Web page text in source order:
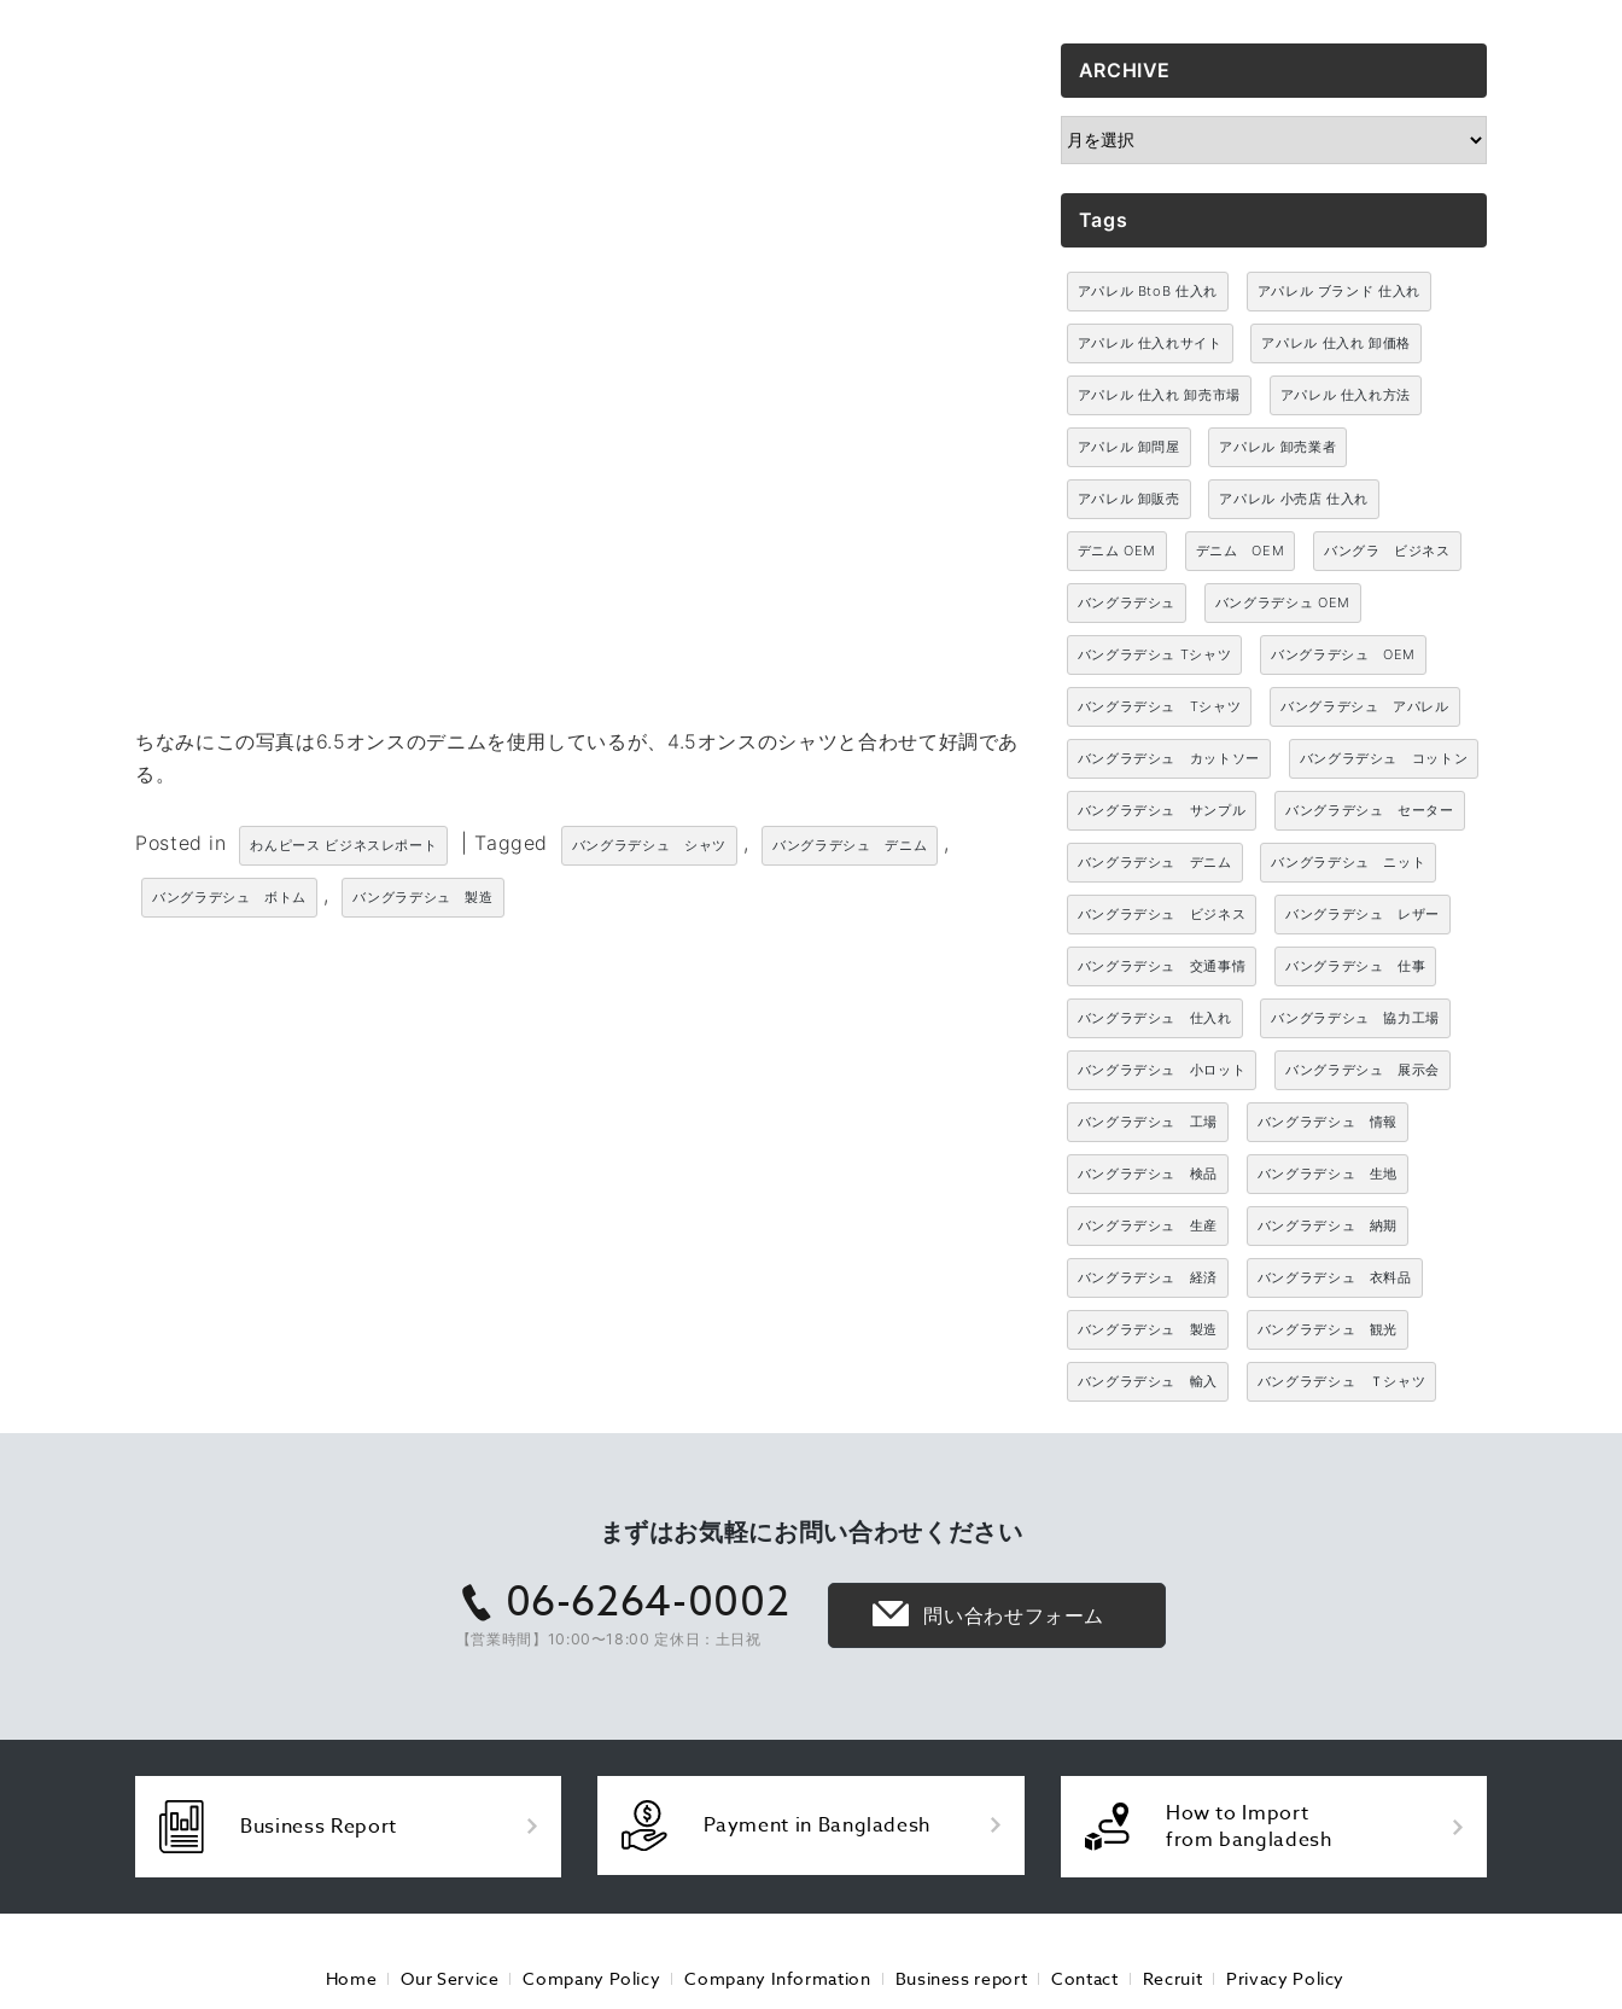
ちなみにこの写真は6.5オンスのデニムを使用しているが、4.5オンスのシャツと合わせて好調であ
る。
Posted in わんピース ビジネスレポート Tagged バングラデシュ シャツ , バングラデシュ デニム ,
バングラデシュ ボトム , バングラデシュ 製造
ARCHIVE
ARCHIVE
Tags
アパレル BtoB 仕入れ アパレル ブランド 仕入れ
アパレル 仕入れサイト アパレル 仕入れ 卸価格
アパレル 仕入れ 卸売市場 アパレル 仕入れ方法
アパレル 卸問屋 アパレル 卸売業者
アパレル 卸販売 アパレル 小売店 仕入れ
デニム OEM デニム OEM バングラ ビジネス
バングラデシュ バングラデシュ OEM
バングラデシュ Tシャツ バングラデシュ OEM
バングラデシュ Tシャツ バングラデシュ アパレル
バングラデシュ カットソー バングラデシュ コットン
バングラデシュ サンプル バングラデシュ セーター
バングラデシュ デニム バングラデシュ ニット
バングラデシュ ビジネス バングラデシュ レザー
バングラデシュ 交通事情 バングラデシュ 仕事
バングラデシュ 仕入れ バングラデシュ 協力工場
バングラデシュ 小ロット バングラデシュ 展示会
バングラデシュ 工場 バングラデシュ 情報
バングラデシュ 検品 バングラデシュ 生地
バングラデシュ 生産 バングラデシュ 納期
バングラデシュ 経済 バングラデシュ 衣料品
バングラデシュ 製造 バングラデシュ 観光
バングラデシュ 輸入 バングラデシュ Ｔシャツ
まずはお気軽にお問い合わせください
06-6264-0002
【営業時間】10:00〜18:00 定休日：土日祝
問い合わせフォーム
Business Report Payment in Bangladesh
How to Import
from bangladesh
Home Our Service Company Policy Company Information Business report Contact Recruit Privacy Policy